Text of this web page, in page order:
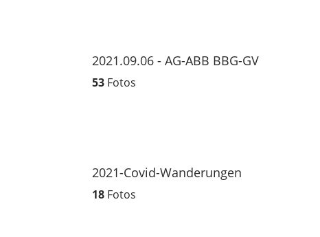
2021.09.06 - AG-ABB BBG-GV
53 Fotos
2021-Covid-Wanderungen
18 Fotos